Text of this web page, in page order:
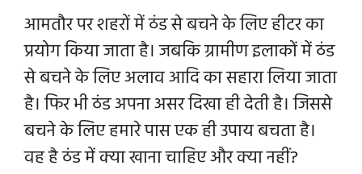
आमतौर परशहरों मेंठंड से बचने के लिए हीटर का
प्रयोग किया जाता है। जबकि ग्रामीण इलाकों में ठंड
से बचने के लिए अलाव आदि का सहारा लिया जाता
है। फिर भी ठंड अपना असर दिखा ही देती है। जिससे
बचने के लिए हमारे पास एक ही उपाय बचता है।
वह हैठंड में क्या खाना चाहिए और क्या नहीं?